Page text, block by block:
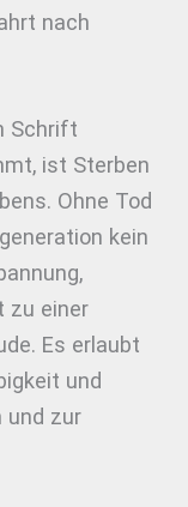
nach
Schrift
ist Sterben
Ohne Tod
kein
zu einer
Es erlaubt
und
und zur